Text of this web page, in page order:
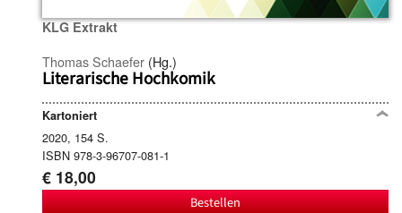
KLG Extrakt
Thomas Schaefer (Hg.)
Literarische Hochkomik
Kartoniert
2020, 154 S.
ISBN 978-3-96707-081-1
€ 18,00
Bestellen